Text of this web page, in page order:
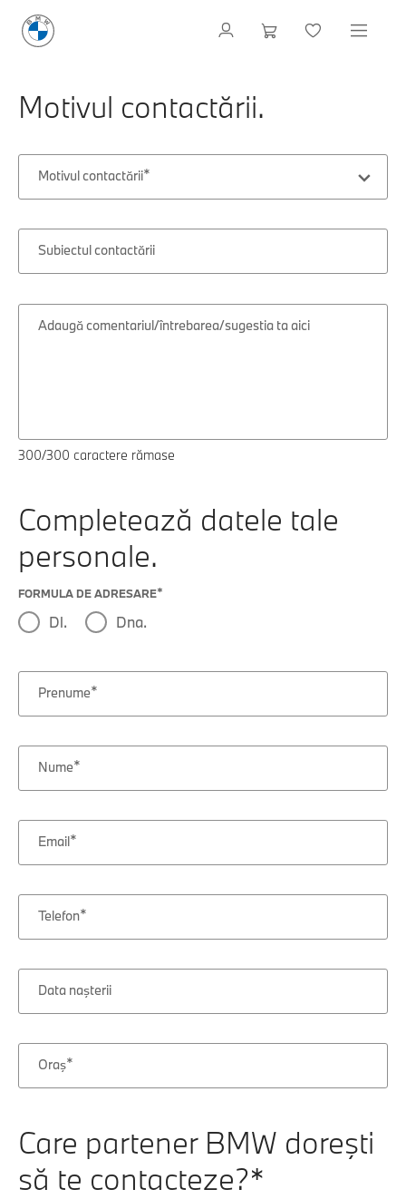
Motivul contactării.
Motivul contactării
Subiectul contactării
Adaugă comentariul/întrebarea/sugestia ta aici
300/300 caractere rămase
Completează datele tale
personale.
FORMULA DE ADRESARE
Dl. Dna.
Prenume
Nume
Email
Telefon
Data naşterii
ZI LUNĂ
Oraş
Care partener BMW doreşti
să te contacteze?*